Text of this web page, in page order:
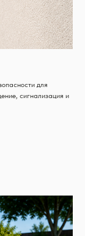
для
сигнализация и